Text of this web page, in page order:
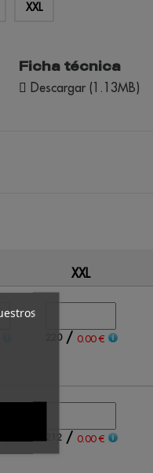
XXL
Ficha técnica
Descargar (1.13MB)
XXL
220/ 0.00 €
212 / 0.00 €